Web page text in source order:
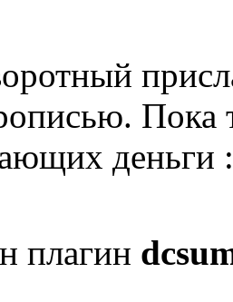
Пока
деньги
плагин